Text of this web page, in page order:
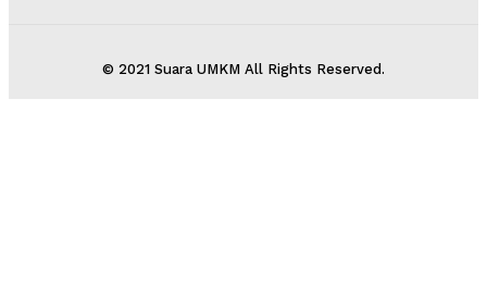
© 2021 Suara UMKM All Rights Reserved.